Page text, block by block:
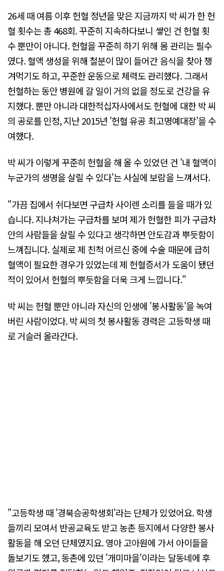
26세 때 여름 이후 헌혈 정년을 맞은 지금까지 박 씨가 한 헌
혈 횟수는 총 468회. 꾸준히 지속하다보니 쌓인 건 헌혈 횟
수 뿐만이 아니다. 헌혈을 꾸준히 하기 위해 몸 관리는 필수
였다. 혈액 생성을 위해 철분이 많이 들어간 음식을 찾아 챙
겨먹기도 하고, 꾸준한 운동으로 체력도 관리했다. 그래서
헌혈하는 동안 병원에 갈 일이 거의 없을 정도로 건강을 유
지했다. 뿐만 아니라 대한적십자사에서도 헌혈에 대한 박 씨
의 공로를 인정, 지난 2015년 '헌혈 유공 최고명예대장'을 수
여했다.
박 씨가 이렇게 꾸준히 헌혈을 해 올 수 있었던 건 '내 혈액이
누군가의 생명을 살릴 수 있다'는 사실에 보람을 느껴서다.
"가끔 집에서 쉬다보면 구급차 사이렌 소리를 들을 때가 있
습니다. 지나쳐가는 구급차를 보며 제가 헌혈한 피가 구급차
안의 사람들을 살릴 수 있다고 생각하면 안도감과 뿌듯함이
느껴집니다. 실제로 제 친척 어르신 중에 수술 때문에 급히
혈액이 필요한 경우가 있었는데 제 헌혈증서가 도움이 됐던
적이 있어서 헌혈의 뿌듯함을 더욱 크게 느낍니다."
박 씨는 헌혈 뿐만 아니라 자신의 인생에 '봉사활동'을 녹여
버린 사람이었다. 박 씨의 첫 봉사활동 경력은 고등학생 때
로 거슬러 올라간다.
"고등학생 때 '경북승공학생회'라는 단체가 있었어요. 학생
들끼리 모여서 반공교육도 받고 농촌 등지에서 다양한 봉사
활동을 해 오던 단체였지요. 영아 고아원에 가서 아이들을
돌보기도 했고, 동촌에 있던 '개미마을'이라는 달동네에 후